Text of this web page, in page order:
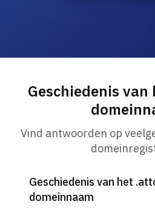
Geschiedenis
Vind antwoorden op
Geschiedenis van het
domeinnaam